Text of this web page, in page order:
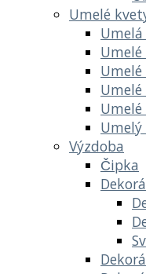
Umelé
Výzdoba
Čipka